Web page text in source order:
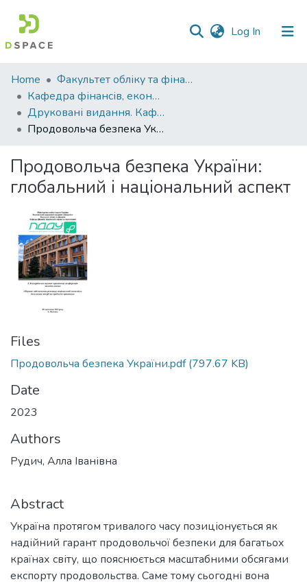
Log In (current)
Communities
&
Collections
All of DSpace
Statistics
Home
Факультет обліку та фінансів
Кафедра фінансів, економічних досліджень і туризму
Друковані видання. Кафедра фінансів, економічних досліджень і туризму
Продовольча безпека України: глобальний і національний аспект
Продовольча безпека України:
глобальний і національний аспект
Files
Продовольча безпека України.pdf(797.67 KB)
Date
2023
Authors
Рудич, Алла Іванівна
Abstract
Україна протягом тривалого часу позиціонується як
надійний гарант продовольчої безпеки для багатьох
країнах світу, що пояснюється масштабними обсягами
експорту продовольства. Саме тому сьогодні вона